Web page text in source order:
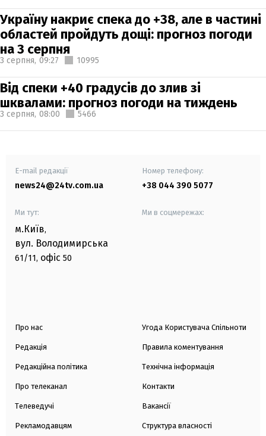
Україну накриє спека до +38, але в частині
областей пройдуть дощі: прогноз погоди
на 3 серпня
3 серпня, 09:27 10995
Від спеки +40 градусів до злив зі
шквалами: прогноз погоди на тиждень
3 серпня, 08:00 5466
E-mail редакції
news24@24tv.com.ua
Номер телефону:
+38 044 390 5077
Ми тут:
м.Київ,
вул. Володимирська
61/11, офіс 50
Ми в соцмережах:
Про нас
Редакція
Редакційна політика
Про телеканал
Телеведучі
Рекламодавцям
Угода Користувача Спільноти
Правила коментування
Технічна інформація
Контакти
Вакансії
Структура власності